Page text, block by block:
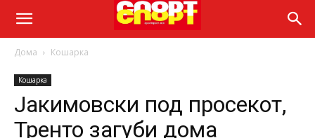
Дома Кошарка
Кошарка
Јакимовски под просекот,
Тренто загуби дома